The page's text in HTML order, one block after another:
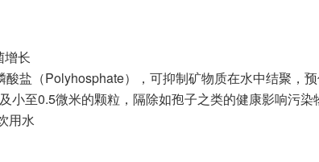
增长
盐（Polyhosphate），可抑制矿物质在水中结聚，
小至0.5微米的颗粒，隔除如孢子之类的健康影响污染
用水